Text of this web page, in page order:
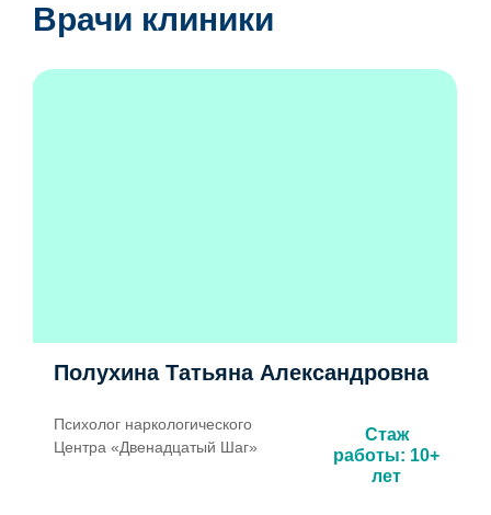
Врачи клиники
Полухина Татьяна Александровна
Психолог наркологического
Центра «Двенадцатый Шаг»
Стаж
работы: 10+
лет